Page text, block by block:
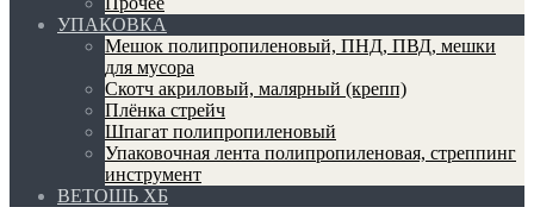
УПАКОВКА
Мешок полипропиленовый, ПНД, ПВД, мешки
для мусора
Скотч акриловый, малярный (крепп)
Плёнка стрейч
Шпагат полипропиленовый
Упаковочная лента полипропиленовая, стреппинг
инструмент
ВЕТОШЬ ХБ